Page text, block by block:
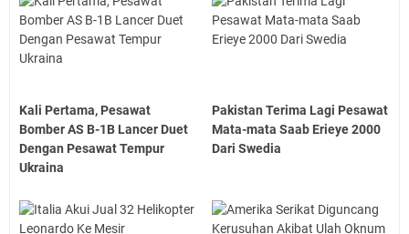
Kali Pertama, Pesawat
Bomber AS B-1B Lancer Duet
Dengan Pesawat Tempur
Ukraina
Pakistan Terima Lagi Pesawat
Mata-mata Saab Erieye 2000
Dari Swedia